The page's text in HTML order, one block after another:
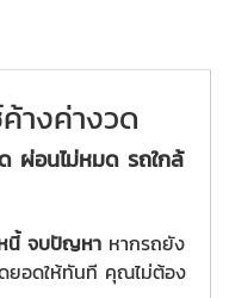
างค่างวด
ผ่อนไม่หมด รถใกล้
นี้ จบปัญหา หากรถยัง
ยอดให้ทันที คุณไม่ต้อง